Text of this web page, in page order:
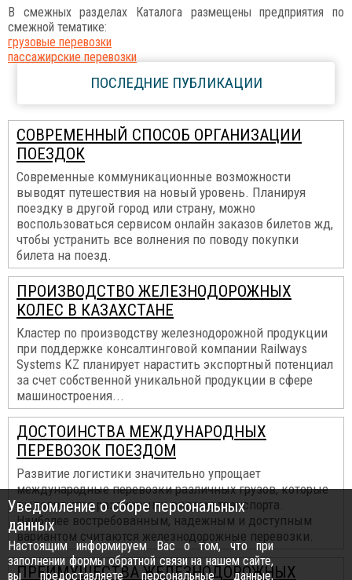
В смежных разделах Каталога размещены предприятия по
смежной тематике:
грузовые перевозки
пассажирские перевозки
ПОСЛЕДНИЕ ПУБЛИКАЦИИ
СОВРЕМЕННЫЙ СПОСОБ ОРГАНИЗАЦИИ
ПОЕЗДОК
Современные коммуникационные возможности
выводят путешествия на новый уровень. Планируя
поездку в другой город или страну, можно
воспользоваться сервисом онлайн заказов билетов жд,
чтобы устранить все волнения по поводу покупки
билета на поезд.
ПРОИЗВОДСТВО ЖЕЛЕЗНОДОРОЖНЫХ
КОЛЕС В КАЗАХСТАНЕ
Кластер по производству железнодорожной продукции
при поддержке консалтинговой компании Railways
Systems KZ планирует нарастить экспортный потенциал
за счет собственной уникальной продукции в сфере
машиностроения...
ДОСТОИНСТВА МЕЖДУНАРОДНЫХ
ПЕРЕВОЗОК ПОЕЗДОМ
Развитие логистики значительно упрощает
международные перевозки различных грузов, которые
выполняются различными видами транспорта.
Наиболее востребованным, надежным и доступным
вариантом считаются железнодорожные перевозки.
ПРЕИМУЩЕСТВА ЖЕЛЕЗНОДОРОЖНЫХ
Уведомление о сборе персональных
данных
Настоящим информируем Вас о том, что при
заполнении формы обратной связи на нашем сайте,
вы предоставляете персональные данные,